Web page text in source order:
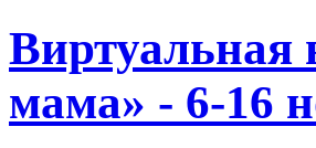
Виртуальная
мама» - 6-16